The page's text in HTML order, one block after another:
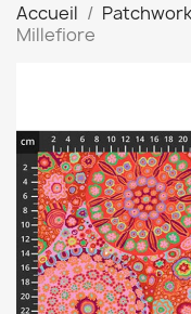
Accueil Patchwork
Millefiore